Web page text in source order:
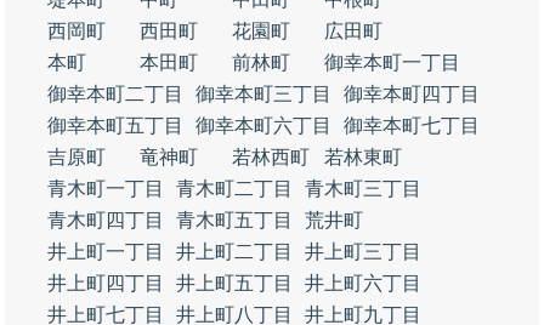
西岡町
西田町 花園町
広田町
本町
本田町 前林町
御幸本町一丁目
御幸本町二丁目
御幸本町三丁目
御幸本町四丁目
御幸本町五丁目
御幸本町六丁目
御幸本町七丁目
吉原町
竜神町 若林西町
若林東町
青木町一丁目
青木町二丁目
青木町三丁目
青木町四丁目
青木町五丁目
荒井町
井上町一丁目
井上町二丁目
井上町三丁目
井上町四丁目
井上町五丁目
井上町六丁目
井上町七丁目
井上町八丁目
井上町九丁目